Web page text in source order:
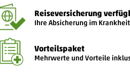
Reiseversicherung
Ihre Absicherung im
Vorteilspaket
Mehrwerte und Vorteile